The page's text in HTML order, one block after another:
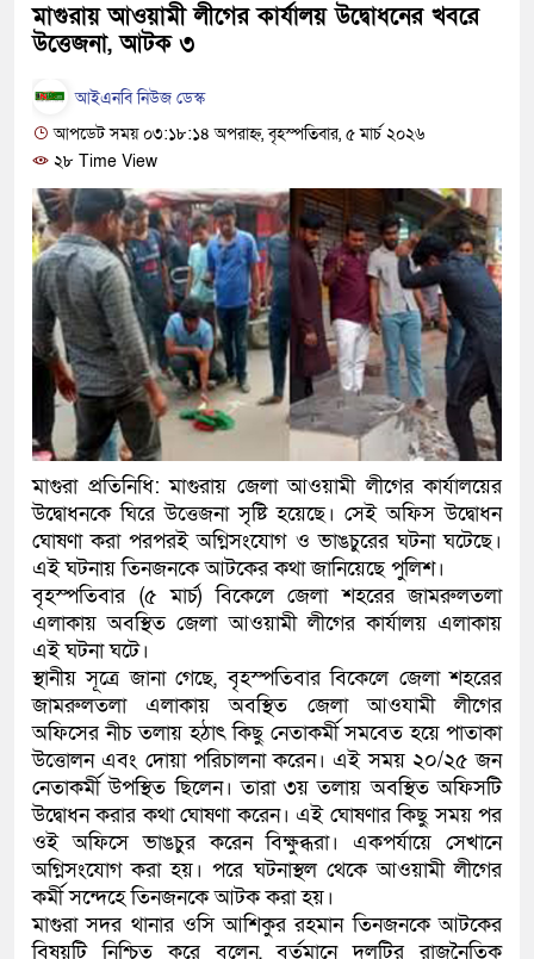
১৫ মাস পর দেশে ফিরছেন
স্বরাষ্ট্রমন্ত্রী
গাজীপুরে সাতজনকে হত্যার ঘটনায়
হারুনসহ ১০ জন
ঢাকার চারপাশে সচল হবে নৌপথ,
রাজধানীর দুই মেট্রো স্টেশনে
আদালতকে বলতে চাইলাম ফাঁসি
লতিফ সিদ্দিকী
নতুন মামলায় গ্রেফতার দেখানো
কলিমউল্লাহকে (ভিডিও)
মাগুরায় আওয়ামী লীগের কার্যালয় উদ্বোধনের খবরে
উত্তেজনা, আটক ৩
আইএনবি নিউজ ডেস্ক
আপডেট সময় ০৩:১৮:১৪ অপরাহ্ন, বৃহস্পতিবার, ৫ মার্চ ২০২৬
২৮ Time View
মাগুরা প্রতিনিধি: মাগুরায় জেলা আওয়ামী লীগের কার্যালয়ের
উদ্বোধনকে ঘিরে উত্তেজনা সৃষ্টি হয়েছে। সেই অফিস উদ্বোধন
ঘোষণা করা পরপরই অগ্নিসংযোগ ও ভাঙচুরের ঘটনা ঘটেছে।
এই ঘটনায় তিনজনকে আটকের কথা জানিয়েছে পুলিশ।
বৃহস্পতিবার (৫ মার্চ) বিকেলে জেলা শহরের জামরুলতলা
এলাকায় অবস্থিত জেলা আওয়ামী লীগের কার্যালয় এলাকায়
এই ঘটনা ঘটে।
স্থানীয় সূত্রে জানা গেছে, বৃহস্পতিবার বিকেলে জেলা শহরের
জামরুলতলা এলাকায় অবস্থিত জেলা আওযামী লীগের
অফিসের নীচ তলায় হঠাৎ কিছু নেতাকর্মী সমবেত হয়ে পাতাকা
উত্তোলন এবং দোয়া পরিচালনা করেন। এই সময় ২০/২৫ জন
নেতাকর্মী উপস্থিত ছিলেন। তারা ৩য় তলায় অবস্থিত অফিসটি
উদ্বোধন করার কথা ঘোষণা করেন। এই ঘোষণার কিছু সময় পর
ওই অফিসে ভাঙচুর করেন বিক্ষুব্ধরা। একপর্যায়ে সেখানে
অগ্নিসংযোগ করা হয়। পরে ঘটনাস্থল থেকে আওয়ামী লীগের
কর্মী সন্দেহে তিনজনকে আটক করা হয়।
মাগুরা সদর থানার ওসি আশিকুর রহমান তিনজনকে আটকের
বিষয়টি নিশ্চিত করে বলেন, বর্তমানে দলটির রাজনৈতিক